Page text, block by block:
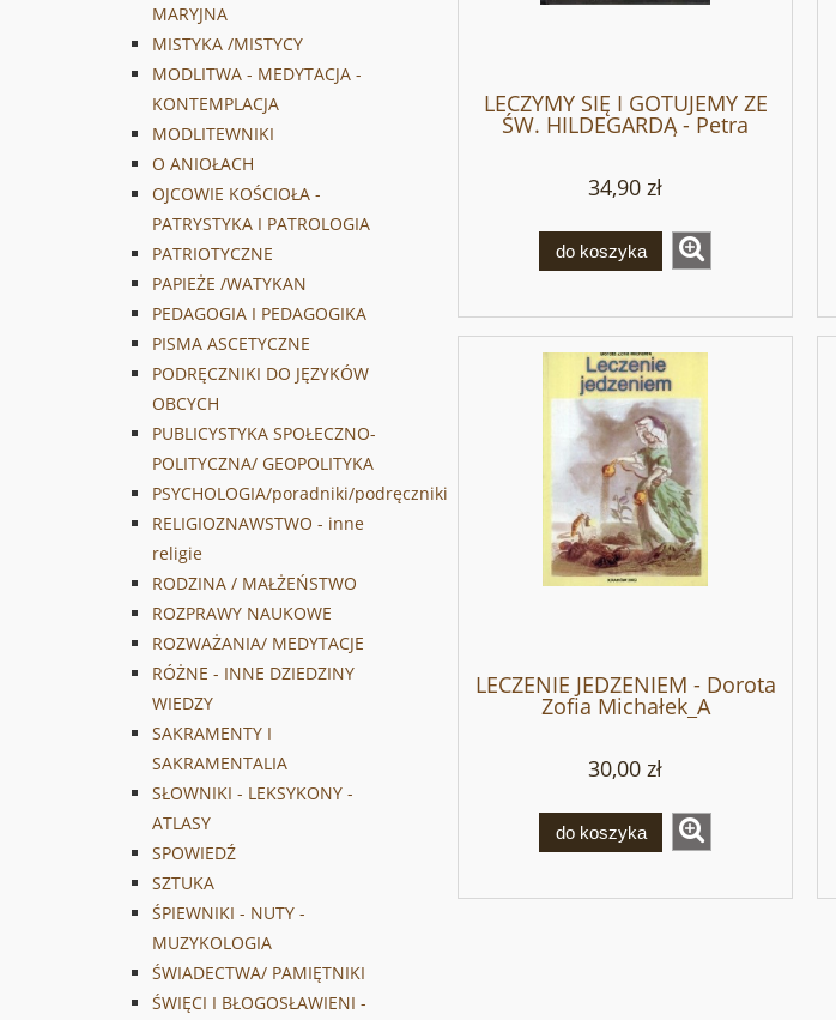
MARYJNA
MISTYKA /MISTYCY
MODLITWA - MEDYTACJA -
KONTEMPLACJA
MODLITEWNIKI
O ANIOŁACH
OJCOWIE KOŚCIOŁA -
PATRYSTYKA I PATROLOGIA
PATRIOTYCZNE
PAPIEŻE /WATYKAN
PEDAGOGIA I PEDAGOGIKA
PISMA ASCETYCZNE
PODRĘCZNIKI DO JĘZYKÓW
OBCYCH
PUBLICYSTYKA SPOŁECZNO-
POLITYCZNA/ GEOPOLITYKA
PSYCHOLOGIA/poradniki/podręczniki
RELIGIOZNAWSTWO - inne
religie
RODZINA / MAŁŻEŃSTWO
ROZPRAWY NAUKOWE
ROZWAŻANIA/ MEDYTACJE
RÓŻNE - INNE DZIEDZINY
WIEDZY
SAKRAMENTY I
SAKRAMENTALIA
SŁOWNIKI - LEKSYKONY -
ATLASY
SPOWIEDŹ
SZTUKA
ŚPIEWNIKI - NUTY -
MUZYKOLOGIA
ŚWIADECTWA/ PAMIĘTNIKI
ŚWIĘCI I BŁOGOSŁAWIENI -
LECZYMY SIĘ I GOTUJEMY ZE
ŚW. HILDEGARDĄ - Petra
34,90 zł
do koszyka
LECZENIE JEDZENIEM - Dorota
Zofia Michałek_A
30,00 zł
do koszyka